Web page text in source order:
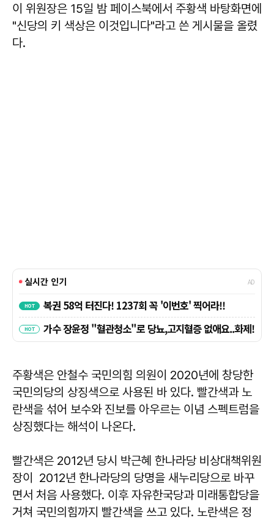
이 위원장은 15일 밤 페이스북에서 주황색 바탕화면에
"신당의 키 색상은 이것입니다"라고 쓴 게시물을 올렸
다.
주황색은 안철수 국민의힘 의원이 2020년에 창당한
국민의당의 상징색으로 사용된 바 있다. 빨간색과 노
란색을 섞어 보수와 진보를 아우르는 이념 스펙트럼을
상징했다는 해석이 나온다.
빨간색은 2012년 당시 박근혜 한나라당 비상대책위원
장이 2012년 한나라당의 당명을 새누리당으로 바꾸
면서 처음 사용했다. 이후 자유한국당과 미래통합당을
거쳐 국민의힘까지 빨간색을 쓰고 있다. 노란색은 정